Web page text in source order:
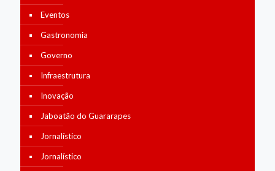
Eventos
Gastronomia
Governo
Infraestrutura
Inovação
Jaboatão do Guararapes
Jornalístico
Jornalístico